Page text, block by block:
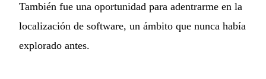
También fue una oportunidad para adentrarme en la
localización de software, un ámbito que nunca había
explorado antes.